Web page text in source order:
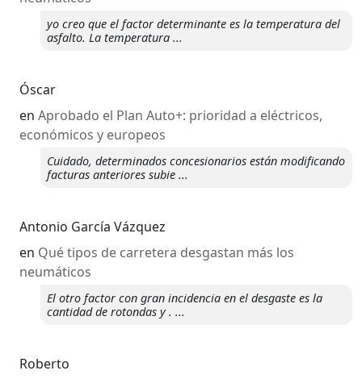
yo creo que el factor determinante es la temperatura del
asfalto. La temperatura ...
Óscar
en Aprobado el Plan Auto+: prioridad a eléctricos,
económicos y europeos
Cuidado, determinados concesionarios están modificando
facturas anteriores subie ...
Antonio García Vázquez
en Qué tipos de carretera desgastan más los
neumáticos
El otro factor con gran incidencia en el desgaste es la
cantidad de rotondas y . ...
Roberto